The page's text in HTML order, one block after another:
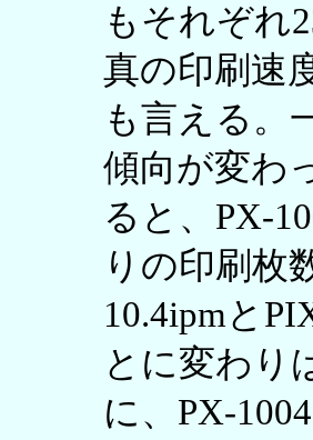
もそれぞれ
真の印刷速
も言える。
傾向が変わ
ると、PX-
りの印刷枚
10.4ipmと
とに変わり
に、PX-